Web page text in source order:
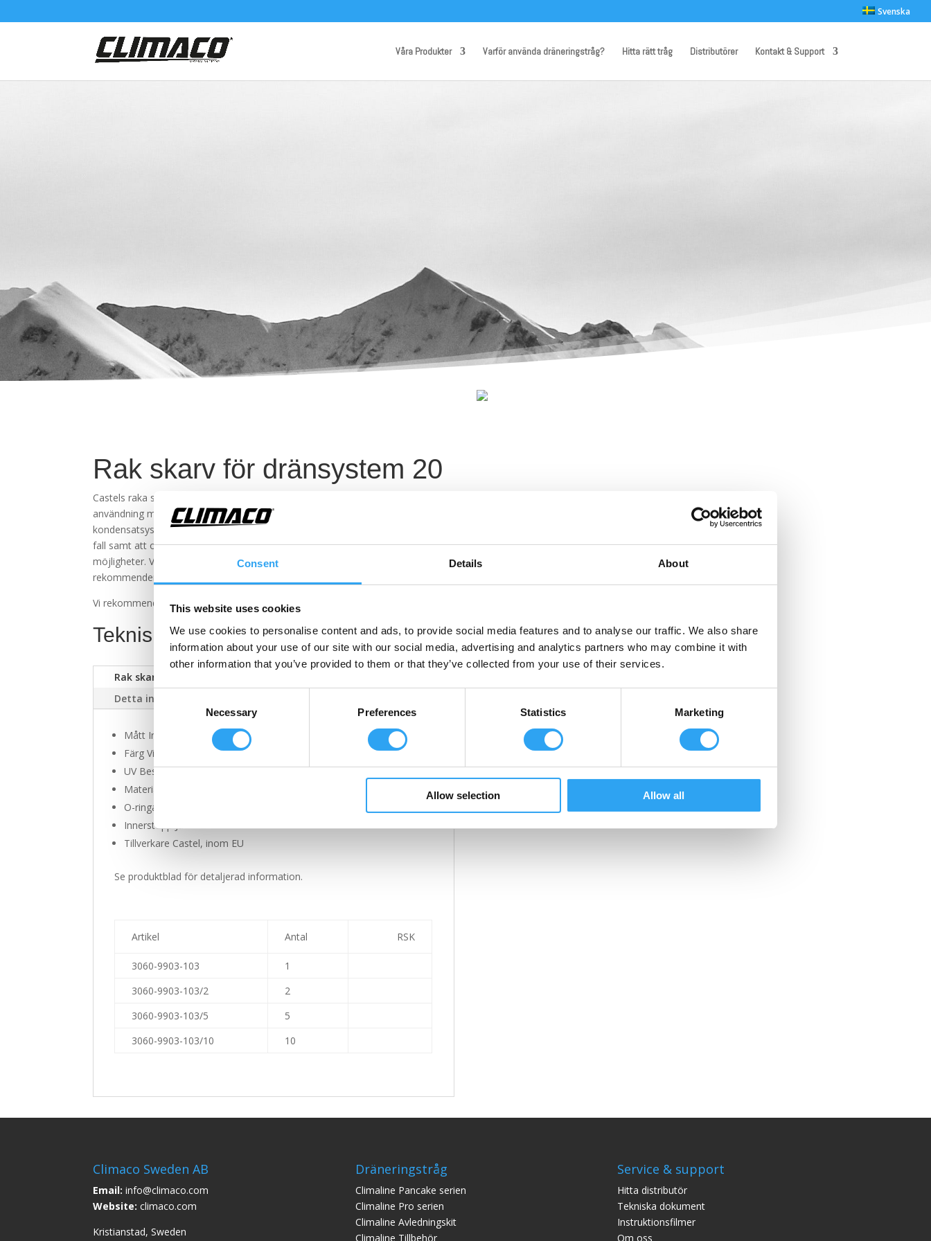
Consent Details About
This website uses cookies
We use cookies to personalise content and ads, to provide social media features and to analyse our traffic. We also share
information about your use of our site with our social media, advertising and analytics partners who may combine it with
other information that you’ve provided to them or that they’ve collected from your use of their services.
Consent
Selection
Necessary Preferences Statistics Marketing
Allow selection Allow all
Svenska
Våra Produkter Varför använda dräneringstråg? Hitta rätt tråg Distributörer Kontakt & Support
Rak skarv för dränsystem 20
Castels raka skarv för styva dräneringsrör, i kondensatsystem 20. För
användning med dräneringsrör med utvändig mått Ø20mm. Används i
kondensatsystem, utan tryck. Fördelar är bl a att det är enkelt säkerställa rätt
fall samt att o-ringarna är monterade i delarna. Flexibelt system, många
möjligheter. Vid dragning utomhus för avledning från värmetråg,
rekommenderas termostatstyrd värmekabel med max effekt 20w/m.
Vi rekommenderar avgradning av rörets kant innan sammansättning.
Teknisk information
Rak skarv för dränsystem 20
Detta ingår
Mått Invändigt Ø20mm
Färg Vit, RAL9010
UV Beständig Ja
Material Stöttålig, blyfri PVC
O-ringar Ja, monterade
Innerstopp Ja
Tillverkare Castel, inom EU
Se produktblad för detaljerad information.
Artikel Antal RSK
3060-9903-103
1
3060-9903-103/2
2
3060-9903-103/5
5
3060-9903-103/10
10
Climaco Sweden AB
Email: info@climaco.com
Website: climaco.com
Kristianstad, Sweden
Dräneringstråg
Climaline Pancake serien
Climaline Pro serien
Climaline Avledningskit
Climaline Tillbehör
Service & support
Hitta distributör
Tekniska dokument
Instruktionsfilmer
Om oss